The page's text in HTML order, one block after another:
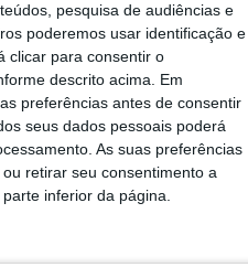
pesquisa de audiências e
poderemos usar identificação e
clicar para consentir o
descrito acima. Em
preferências antes de consentir
seus dados pessoais poderá
As suas preferências
retirar seu consentimento a
inferior da página.
do
no